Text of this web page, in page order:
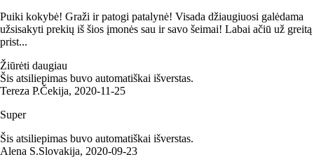
Puiki kokybė! Graži ir patogi patalynė! Visada džiaugiuosi galėdama
užsisakyti prekių iš šios įmonės sau ir savo šeimai! Labai ačiū už greitą
prist...
Žiūrėti daugiau
Šis atsiliepimas buvo automatiškai išverstas.
Tereza P.Čekija, 2020‑11‑25
Super
Šis atsiliepimas buvo automatiškai išverstas.
Alena S.Slovakija, 2020‑09‑23